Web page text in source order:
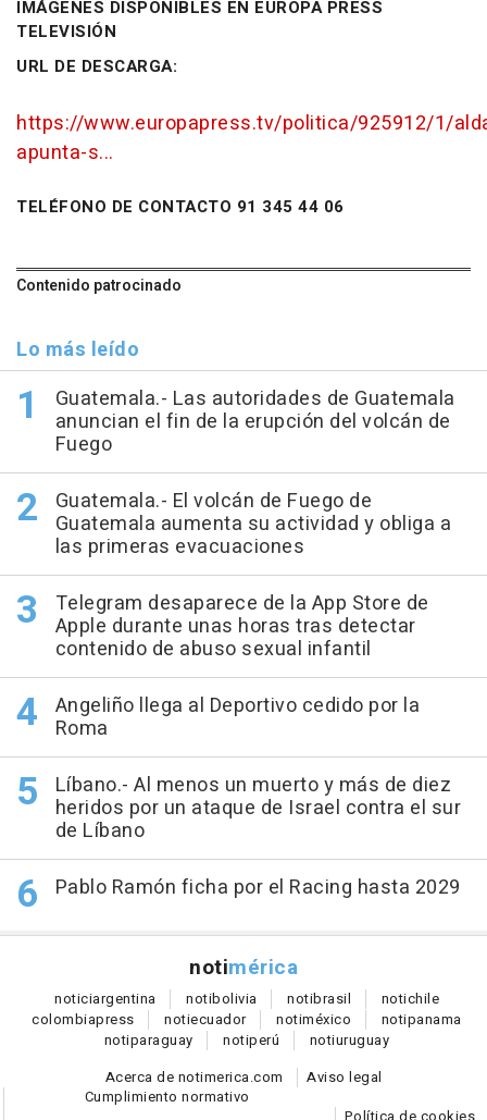
IMÁGENES DISPONIBLES EN EUROPA PRESS
TELEVISIÓN
URL DE DESCARGA:
https://www.europapress.tv/politica/925912/1/
apunta-s...
TELÉFONO DE CONTACTO 91 345 44 06
Contenido patrocinado
Lo más leído
Guatemala.- Las autoridades de Guatemala
anuncian el fin de la erupción del volcán de
Fuego
Guatemala.- El volcán de Fuego de
Guatemala aumenta su actividad y obliga a
las primeras evacuaciones
Telegram desaparece de la App Store de
Apple durante unas horas tras detectar
contenido de abuso sexual infantil
Angeliño llega al Deportivo cedido por la
Roma
Líbano.- Al menos un muerto y más de diez
heridos por un ataque de Israel contra el sur
de Líbano
Pablo Ramón ficha por el Racing hasta 2029
notimérica
noticiargentina notibolivia notibrasil notichile
colombiapress notiecuador notiméxico notipanama
notiparaguay notiperú notiuruguay
Acerca de notimerica.com
Aviso legal
Cumplimiento normativo